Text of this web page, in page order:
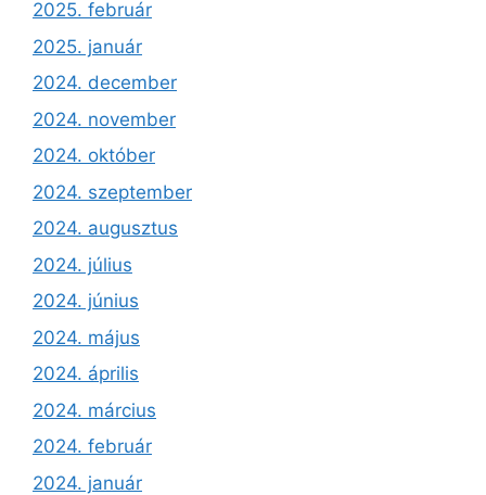
2025. február
2025. január
2024. december
2024. november
2024. október
2024. szeptember
2024. augusztus
2024. július
2024. június
2024. május
2024. április
2024. március
2024. február
2024. január